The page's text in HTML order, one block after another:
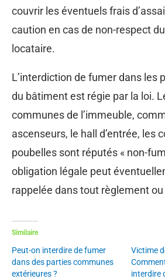
couvrir les éventuels frais
caution en cas de non-respect
locataire.
L’interdiction de fumer dans les
du bâtiment est régie par la loi.
communes de l’immeuble,
ascenseurs, le hall d’entrée, les
poubelles sont réputés « non-
obligation légale peut
rappelée dans tout règlement
Similaire
Peut-on interdire de fumer
dans des parties communes
extérieures ?
Victime
interdire